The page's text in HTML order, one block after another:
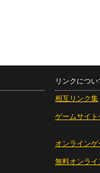
リンクについ
相互リンク集
ゲームサイト
オンラインゲ
無料オンライ